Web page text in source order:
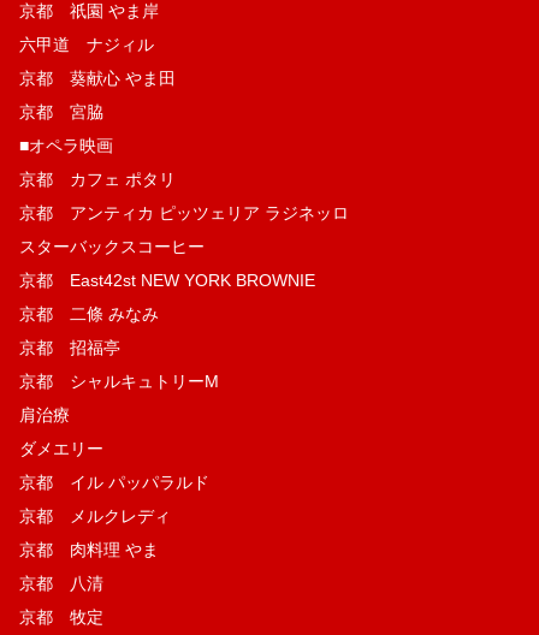
京都 祇園 やま岸
六甲道 ナジィル
京都 葵献心 やま田
京都 宮脇
■オペラ映画
京都 カフェ ポタリ
京都 アンティカ ピッツェリア ラジネッロ
スターバックスコーヒー
京都 East42st NEW YORK BROWNIE
京都 二條 みなみ
京都 招福亭
京都 シャルキュトリーM
肩治療
ダメエリー
京都 イル パッパラルド
京都 メルクレディ
京都 肉料理 やま
京都 八清
京都 牧定